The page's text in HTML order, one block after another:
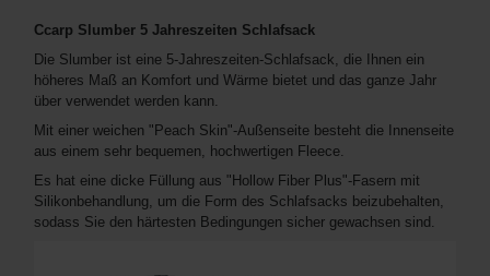
Ccarp Slumber 5 Jahreszeiten Schlafsack
Die Slumber ist eine 5-Jahreszeiten-Schlafsack, die Ihnen ein
höheres Maß an Komfort und Wärme bietet und das ganze Jahr
über verwendet werden kann.
Mit einer weichen "Peach Skin"-Außenseite besteht die Innenseite
aus einem sehr bequemen, hochwertigen Fleece.
Es hat eine dicke Füllung aus "Hollow Fiber Plus"-Fasern mit
Silikonbehandlung, um die Form des Schlafsacks beizubehalten,
sodass Sie den härtesten Bedingungen sicher gewachsen sind.